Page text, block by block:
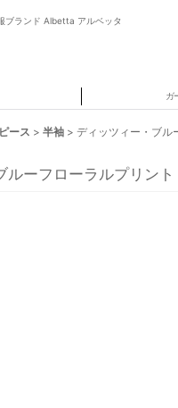
ブランド Albetta アルベッタ
ガ
ース > 半袖 > ディッツィー・ブル
ルーフローラルプリン